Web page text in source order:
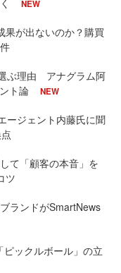
NEW
果が出ないのか？購買
ぶ理由 アナグラム阿
ト論
NEW
ージェント内藤氏に聞
て「顧客の本音」を
ツ
ランドがSmartNews
ピックルボール」の立